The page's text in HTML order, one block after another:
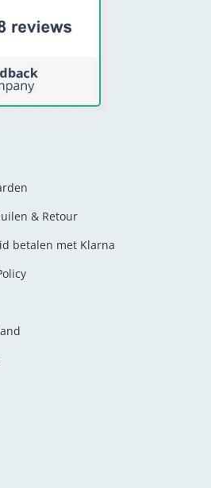
& Retour
betalen met Klarna